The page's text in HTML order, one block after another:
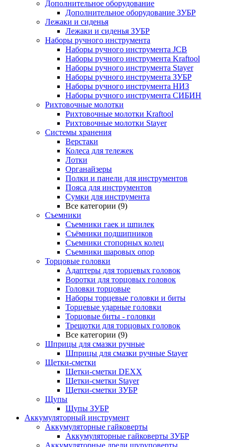
Дополнительное оборудование
Дополнительное оборудование ЗУБР
Лежаки и сиденья
Лежаки и сиденья ЗУБР
Наборы ручного инструмента
Наборы ручного инструмента JCB
Наборы ручного инструмента Kraftool
Наборы ручного инструмента Stayer
Наборы ручного инструмента ЗУБР
Наборы ручного инструмента НИЗ
Наборы ручного инструмента СИБИН
Рихтовочные молотки
Рихтовочные молотки Kraftool
Рихтовочные молотки Stayer
Системы хранения
Верстаки
Колеса для тележек
Лотки
Органайзеры
Полки и панели для инструментов
Пояса для инструментов
Сумки для инструмента
Все категории (9)
Съемники
Съемники гаек и шпилек
Съёмники подшипников
Съемники стопорных колец
Съемники шаровых опор
Торцовые головки
Адаптеры для торцевых головок
Воротки для торцовых головок
Головки торцовые
Наборы торцевые головки и биты
Торцевые ударные головки
Торцовые биты - головки
Трещотки для торцовых головок
Все категории (9)
Шприцы для смазки ручные
Шприцы для смазки ручные Stayer
Щетки-сметки
Щетки-сметки DEXX
Щетки-сметки Stayer
Щетки-сметки ЗУБР
Щупы
Щупы ЗУБР
Аккумуляторный инструмент
Аккумуляторные гайковерты
Аккумуляторные гайковерты ЗУБР
Аккумуляторные дрели шуруповерты